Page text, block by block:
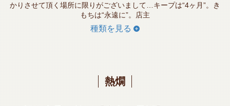
かりさせて頂く場所に限りがございまして…キープは“4ヶ月”。き
もちは“永遠に”。店主
種類を見る
熱燗